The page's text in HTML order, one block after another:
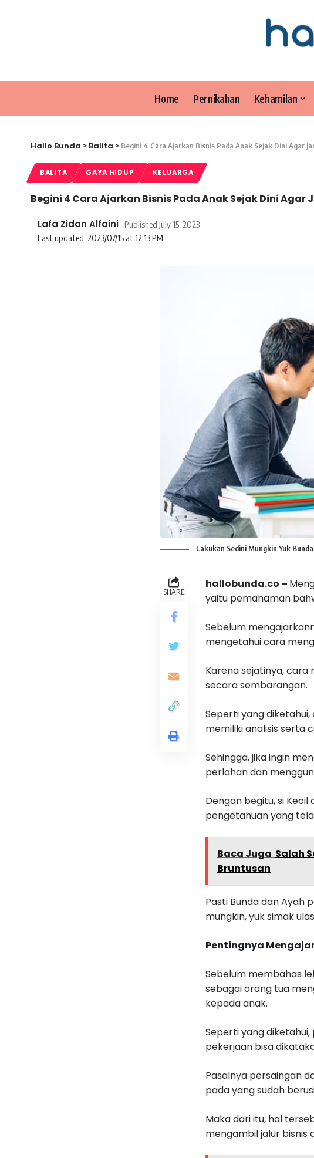
Home Pernikahan Kehamilan
Hallo Bunda > Balita > Begini 4 Cara Ajarkan Bisnis Pada Anak Sejak Dini Agar
BALITA GAYA HIDUP KELUARGA
Begini 4 Cara Ajarkan Bisnis Pada Anak Sejak Dini Agar
Last updated: 2023/07/15 at 12:13 PM
Lafa Zidan Alfaini Published July 15, 2023
Lakukan Sedini Mungkin Yuk
SHARE
hallobunda.co –
yaitu pemahaman
Sebelum
mengetahui cara
Karena sejatinya, cara
secara sembarangan.
Seperti yang
memiliki analisis serta
Sehingga, jika ingin
perlahan dan
Dengan begitu, si
pengetahuan yang
Baca Juga Salah
Bruntusan
Pasti Bunda dan Ayah
mungkin, yuk simak
Pentingnya
Sebelum membahas
sebagai orang tua
kepada anak.
Seperti yang
pekerjaan bisa
Pasalnya persaingan
pada yang sudah
Maka dari itu, hal
mengambil jalur bisnis